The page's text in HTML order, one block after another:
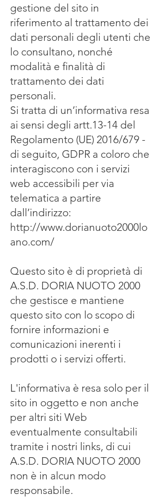
gestione del sito in
riferimento al trattamento dei
dati personali degli utenti che
lo consultano, nonché
modalità e finalità di
trattamento dei dati
personali.
Si tratta di un’informativa resa
ai sensi degli artt.13-14 del
Regolamento (UE) 2016/679 -
di seguito, GDPR a coloro che
interagiscono con i servizi
web accessibili per via
telematica a partire
dall’indirizzo:
http://www.dorianuoto2000lo
ano.com/
Questo sito è di proprietà di
A.S.D. DORIA NUOTO 2000
che gestisce e mantiene
questo sito con lo scopo di
fornire informazioni e
comunicazioni inerenti i
prodotti o i servizi offerti.
L'informativa è resa solo per il
sito in oggetto e non anche
per altri siti Web
eventualmente consultabili
tramite i nostri links, di cui
A.S.D. DORIA NUOTO 2000
non è in alcun modo
responsabile.